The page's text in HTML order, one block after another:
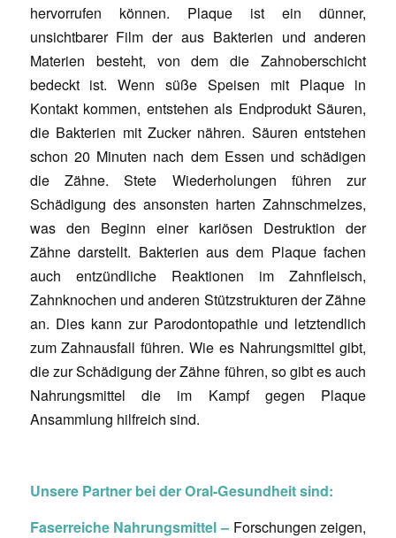
hervorrufen können. Plaque ist ein dünner,
unsichtbarer Film der aus Bakterien und anderen
Materien besteht, von dem die Zahnoberschicht
bedeckt ist. Wenn süße Speisen mit Plaque in
Kontakt kommen, entstehen als Endprodukt Säuren,
die Bakterien mit Zucker nähren. Säuren entstehen
schon 20 Minuten nach dem Essen und schädigen
die Zähne. Stete Wiederholungen führen zur
Schädigung des ansonsten harten Zahnschmelzes,
was den Beginn einer kariösen Destruktion der
Zähne darstellt. Bakterien aus dem Plaque fachen
auch entzündliche Reaktionen im Zahnfleisch,
Zahnknochen und anderen Stützstrukturen der Zähne
an. Dies kann zur Parodontopathie und letztendlich
zum Zahnausfall führen. Wie es Nahrungsmittel gibt,
die zur Schädigung der Zähne führen, so gibt es auch
Nahrungsmittel die im Kampf gegen Plaque
Ansammlung hilfreich sind.
Unsere Partner bei der Oral-Gesundheit sind:
Faserreiche Nahrungsmittel – Forschungen zeigen,